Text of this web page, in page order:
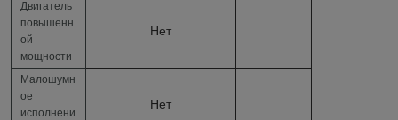
Двигатель
повышенн
ой
мощности
Нет
Малошумн
ое
исполнени
Нет